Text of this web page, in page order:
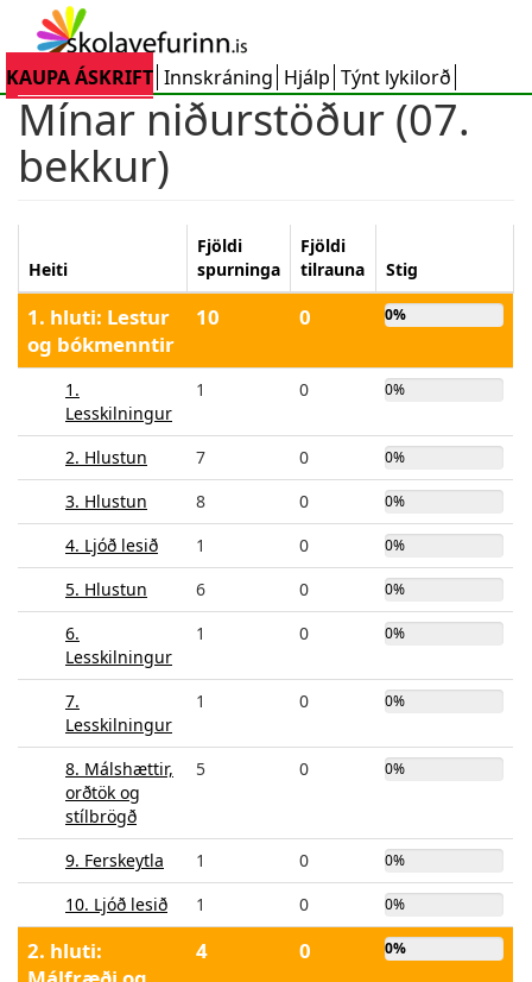
main
content
KAUPA ÁSKRIFT Innskráning Hjálp Týnt lykilorð
Mínar niðurstöður (07.
bekkur)
Heiti
Fjöldi
spurninga
Fjöldi
tilrauna
Stig
1. hluti: Lestur
og bókmenntir
10 0 0%
1.
Lesskilningur
1 0 0%
2. Hlustun 7 0 0%
3. Hlustun 8 0 0%
4. Ljóð lesið 1 0 0%
5. Hlustun 6 0 0%
6.
Lesskilningur
1 0 0%
7.
Lesskilningur
1 0 0%
8. Málshættir,
orðtök og
stílbrögð
5 0 0%
9. Ferskeytla 1 0 0%
10. Ljóð lesið 1 0 0%
2. hluti:
4 0 0%